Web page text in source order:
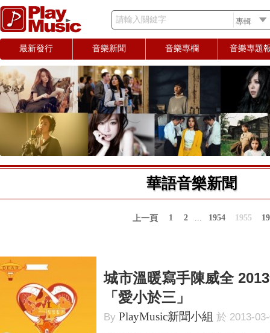
請輸入關鍵字
最新發行 音樂新聞 音樂專欄 音樂專題
華語音樂新聞
上一頁 1 2 ... 1954 1955
城市溫暖寫手陳威全
「愛小於三」
By PlayMusic新聞小組 於 2013-